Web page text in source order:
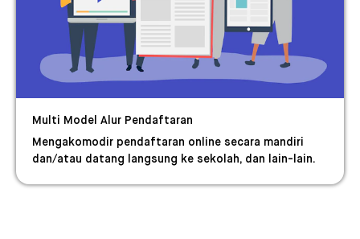
Multi Model Alur Pendaftaran
Mengakomodir pendaftaran online secara mandiri
dan/atau datang langsung ke sekolah, dan lain-lain.